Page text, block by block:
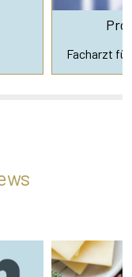
Facharzt